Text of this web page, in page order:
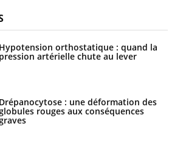
Hypotension orthostatique : quand la
pression artérielle chute au lever
Drépanocytose : une déformation des
rouges aux conséquences